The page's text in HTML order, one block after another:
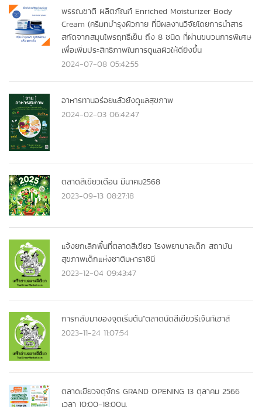
พรรณชาติ ผลิตภัณฑ์ Enriched Moisturizer Body
Cream (ครีมทบำรุงผิวกาย ที่มีผลงานวิจัยโดยการนำสาร
สกัดจากสมุนไพรฤทธิ์เย็น ถึง 8 ชนิด ที่ผ่านขบวนการพิเศษ
เพื่อเพิ่มประสิทธิภาพในการดูแลผิวให้ดียิ่งขึ้น
2024-07-08 05:42:55
อาหารทานอร่อยแลัวยังดูแลสุขภาพ
2024-02-03 06:42:47
ตลาดสีเขียวเดือน มีนาคม2568
2023-09-13 08:27:18
แจ้งยกเลิกพื้นที่ตลาดสีเขียว โรงพยาบาลเด็ก สถาบัน
สุขภาพเด็กแห่งชาติมหาราชินี
2023-12-04 09:43:47
การกลับมาของจุดเริ่มต้น"ตลาดนัดสีเขียวรีเจ้นท์เฮาส์
2023-11-24 11:07:54
ตลาดเขียวจตุจักร GRAND OPENING 13 ตุลาคม 2566
เวลา 10:00-18:00น.